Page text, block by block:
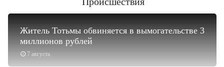
7 августа
Житель Тотьмы обвиняется в вымогательстве 3
миллионов рублей